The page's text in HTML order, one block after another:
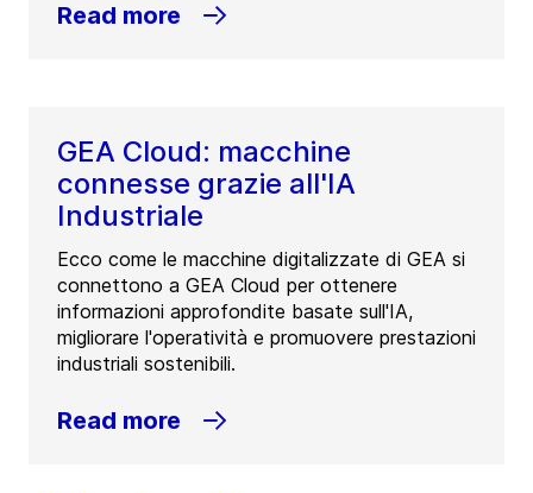
Read more
GEA Cloud: macchine
connesse grazie all'IA
Industriale
Ecco come le macchine digitalizzate di GEA si
connettono a GEA Cloud per ottenere
informazioni approfondite basate sull'IA,
migliorare l'operatività e promuovere prestazioni
industriali sostenibili.
Read more